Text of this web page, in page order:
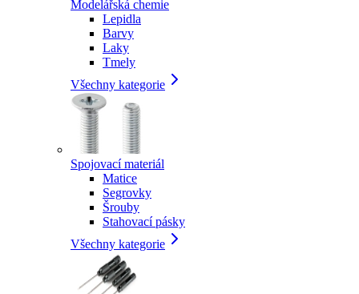
Modelářská chemie
Lepidla
Barvy
Laky
Tmely
Všechny kategorie
Spojovací materiál
Matice
Segrovky
Šrouby
Stahovací pásky
Všechny kategorie